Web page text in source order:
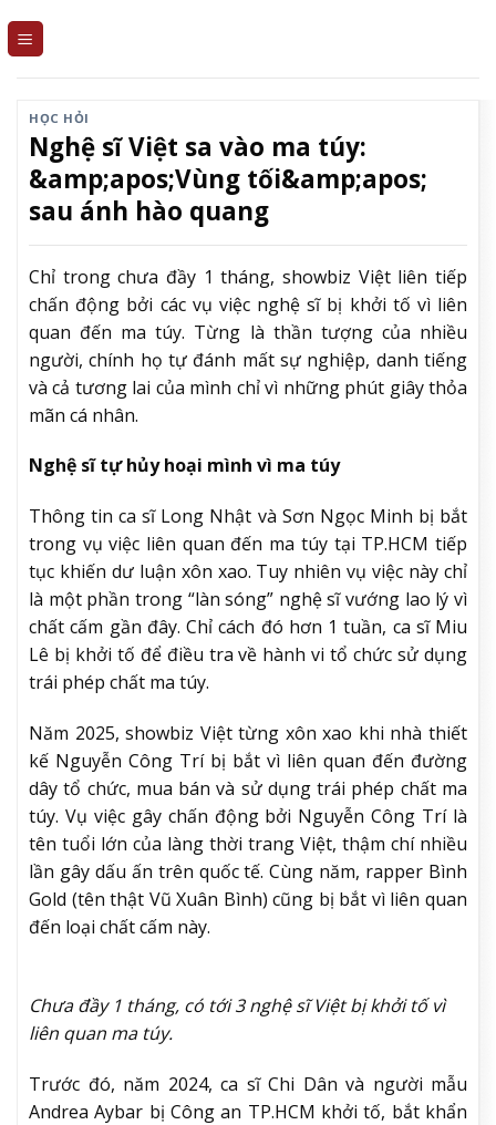
HỌC HỎI
Nghệ sĩ Việt sa vào ma túy:
&amp;apos;Vùng tối&amp;apos;
sau ánh hào quang
Chỉ trong chưa đầy 1 tháng, showbiz Việt liên tiếp
chấn động bởi các vụ việc nghệ sĩ bị khởi tố vì liên
quan đến ma túy. Từng là thần tượng của nhiều
người, chính họ tự đánh mất sự nghiệp, danh tiếng
và cả tương lai của mình chỉ vì những phút giây thỏa
mãn cá nhân.
Nghệ sĩ tự hủy hoại mình vì ma túy
Thông tin ca sĩ Long Nhật và Sơn Ngọc Minh bị bắt
trong vụ việc liên quan đến ma túy tại TP.HCM tiếp
tục khiến dư luận xôn xao. Tuy nhiên vụ việc này chỉ
là một phần trong “làn sóng” nghệ sĩ vướng lao lý vì
chất cấm gần đây. Chỉ cách đó hơn 1 tuần, ca sĩ Miu
Lê bị khởi tố để điều tra về hành vi tổ chức sử dụng
trái phép chất ma túy.
Năm 2025, showbiz Việt từng xôn xao khi nhà thiết
kế Nguyễn Công Trí bị bắt vì liên quan đến đường
dây tổ chức, mua bán và sử dụng trái phép chất ma
túy. Vụ việc gây chấn động bởi Nguyễn Công Trí là
tên tuổi lớn của làng thời trang Việt, thậm chí nhiều
lần gây dấu ấn trên quốc tế. Cùng năm, rapper Bình
Gold (tên thật Vũ Xuân Bình) cũng bị bắt vì liên quan
đến loại chất cấm này.
Chưa đầy 1 tháng, có tới 3 nghệ sĩ Việt bị khởi tố vì
liên quan ma túy.
Trước đó, năm 2024, ca sĩ Chi Dân và người mẫu
Andrea Aybar bị Công an TP.HCM khởi tố, bắt khẩn